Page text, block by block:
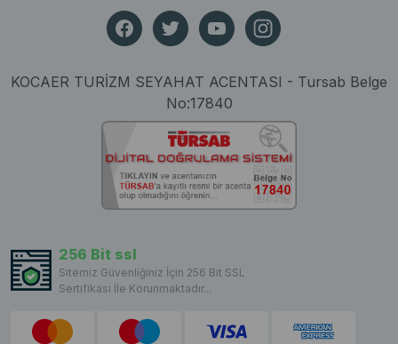
KOCAER TURİZM SEYAHAT ACENTASI - Tursab Belge
No:17840
256 Bit ssl
Sitemiz Güvenliğiniz İçin 256 Bit SSL
Sertifikası İle Korunmaktadır...